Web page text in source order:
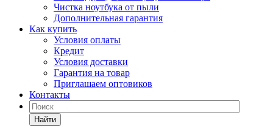
Чистка ноутбука от пыли
Дополнительная гарантия
Как купить
Условия оплаты
Кредит
Условия доставки
Гарантия на товар
Приглашаем оптовиков
Контакты
Найти